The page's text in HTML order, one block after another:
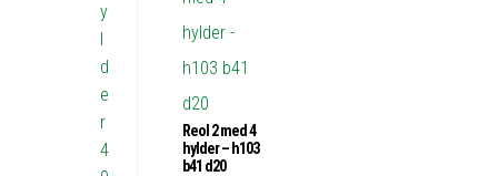
Reol 2 med 4
hylder – h103
b41 d20
y
l
d
e
r
4